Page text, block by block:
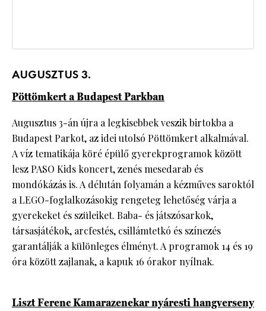
AUGUSZTUS 3.
Pöttömkert a Budapest Parkban
Augusztus 3-án újra a legkisebbek veszik birtokba a
Budapest Parkot, az idei utolsó Pöttömkert alkalmával.
A víz tematikája köré épülő gyerekprogramok között
lesz PASO Kids koncert, zenés mesedarab és
mondókázás is. A délután folyamán a kézműves saroktól
a LEGO-foglalkozásokig rengeteg lehetőség várja a
gyerekeket és szüleiket. Baba- és játszósarkok,
társasjátékok, arcfestés, csillámtetkó és színezés
garantálják a különleges élményt. A programok 14 és 19
óra között zajlanak, a kapuk 16 órakor nyílnak.
Liszt Ferenc Kamarazenekar nyáresti hangverseny